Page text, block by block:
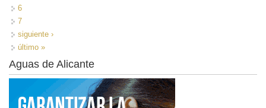
6
7
siguiente ›
último »
Aguas de Alicante